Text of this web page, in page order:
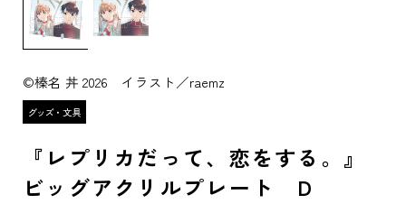
©榛名 丼 2026 イラスト／raemz
『レプリカだって、恋をする。』
ビッグアクリルプレート D